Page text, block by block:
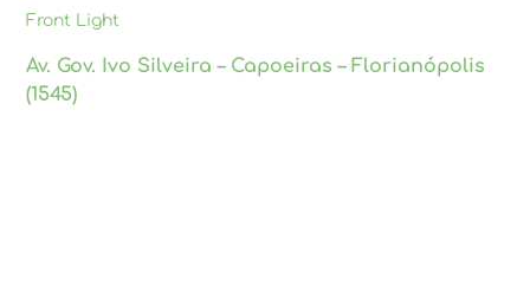
Front Light
Av. Gov. Ivo Silveira – Capoeiras – Florianópolis
(1545)